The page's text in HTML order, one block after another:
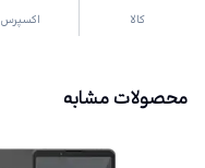
کالا
اکسپرس
محصولات مشابه